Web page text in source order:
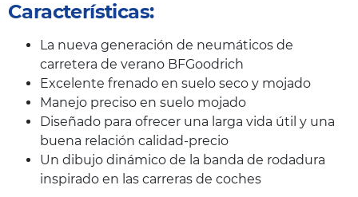
Características:
La nueva generación de neumáticos de
carretera de verano BFGoodrich
Excelente frenado en suelo seco y mojado
Manejo preciso en suelo mojado
Diseñado para ofrecer una larga vida útil y una
buena relación calidad-precio
Un dibujo dinámico de la banda de rodadura
inspirado en las carreras de coches